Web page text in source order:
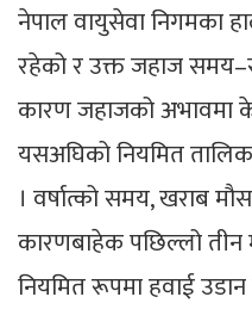
नेपाल वायुसेवा निगमका
रहेको र उक्त जहाज
कारण जहाजको अभावमा
यसअघिको नियमित
। वर्षात्को समय, खराब
कारणबाहेक पछिल्लो तीन
नियमित रूपमा हवाई